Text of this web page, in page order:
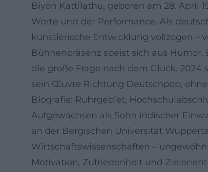
Biyon Kattilathu, geboren am 28. April
Worte und der Performance. Als
künstlerische Entwicklung vollzogen –
Bühnenpräsenz speist sich aus
die große Frage nach dem Glück.
sein Œuvre Richtung Deutschpop,
Biografie: Ruhrgebiet,
Aufgewachsen als Sohn indischer
an der Bergischen Universität
Wirtschaftswissenschaften –
Motivation, Zufriedenheit und